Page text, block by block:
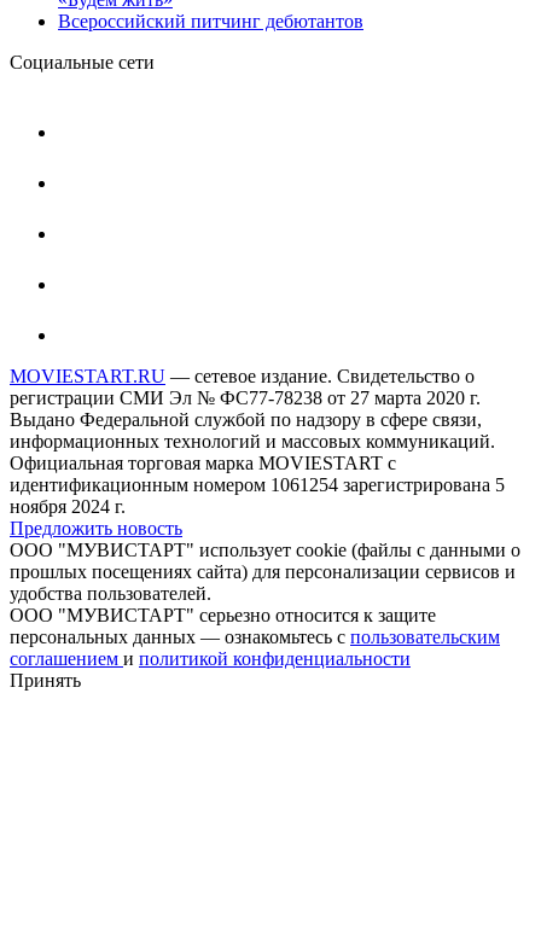
Всероссийский питчинг дебютантов
Социальные сети
MOVIESTART.RU — сетевое издание. Свидетельство о
регистрации СМИ Эл № ФС77-78238 от 27 марта 2020 г.
Выдано Федеральной службой по надзору в сфере связи,
информационных технологий и массовых коммуникаций.
Официальная торговая марка MOVIESTART с
идентификационным номером 1061254 зарегистрирована 5
ноября 2024 г.
Предложить новость
ООО "МУВИСТАРТ" использует cookie (файлы с данными о
прошлых посещениях сайта) для персонализации сервисов и
удобства пользователей.
ООО "МУВИСТАРТ" серьезно относится к защите
персональных данных — ознакомьтесь с пользовательским
соглашением и политикой конфиденциальности
Принять